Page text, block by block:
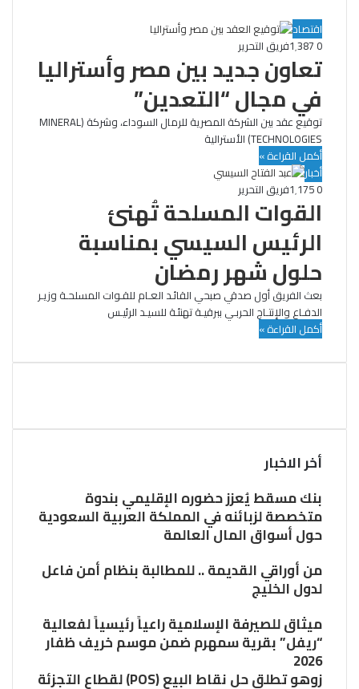
اقتصاد
فريق التحرير
0
تعاون جديد بين مصر وأستراليا
في مجال “التعدين”
توقيع عقد بين الشركة المصرية للرمال السوداء، وشركة (MINERAL
TECHNOLOGIES) الأسترالية
أكمل القراءة »
أخبار
فريق التحرير
0
القوات المسلحة تُهنئ
الرئيس السيسي بمناسبة
حلول شهر رمضان
بعث الفريق أول صدقي صبحي القائـد العـام للقـوات المسلحـة وزيـر
الدفـاع والإنتـاج الحربـي ببرقيـة تهنئـة للسيـد الرئيـس
أكمل القراءة »
أخر الاخبار
بنك مسقط يُعزز حضوره الإقليمي بندوة
متخصصة لزبائنه في المملكة العربية السعودية
حول أسواق المال العالمة
من أوراقي القديمة .. للمطالبة بنظام أمن فاعل
لدول الخليج
ميثاق للصيرفة الإسلامية راعياً رئيسياً لفعالية
“ريفل” بقرية سمهرم ضمن موسم خريف ظفار
2026
زوهو تطلق حل نقاط البيع (POS) لقطاع التجزئة